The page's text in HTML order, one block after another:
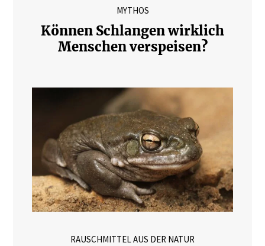
MYTHOS
Können Schlangen wirklich
Menschen verspeisen?
RAUSCHMITTEL AUS DER NATUR